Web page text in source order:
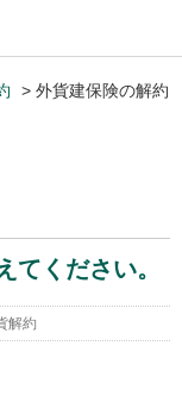
> 外貨建保険の解約
てください。
解約